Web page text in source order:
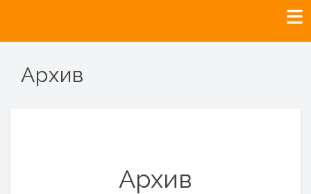
Архив
Архив